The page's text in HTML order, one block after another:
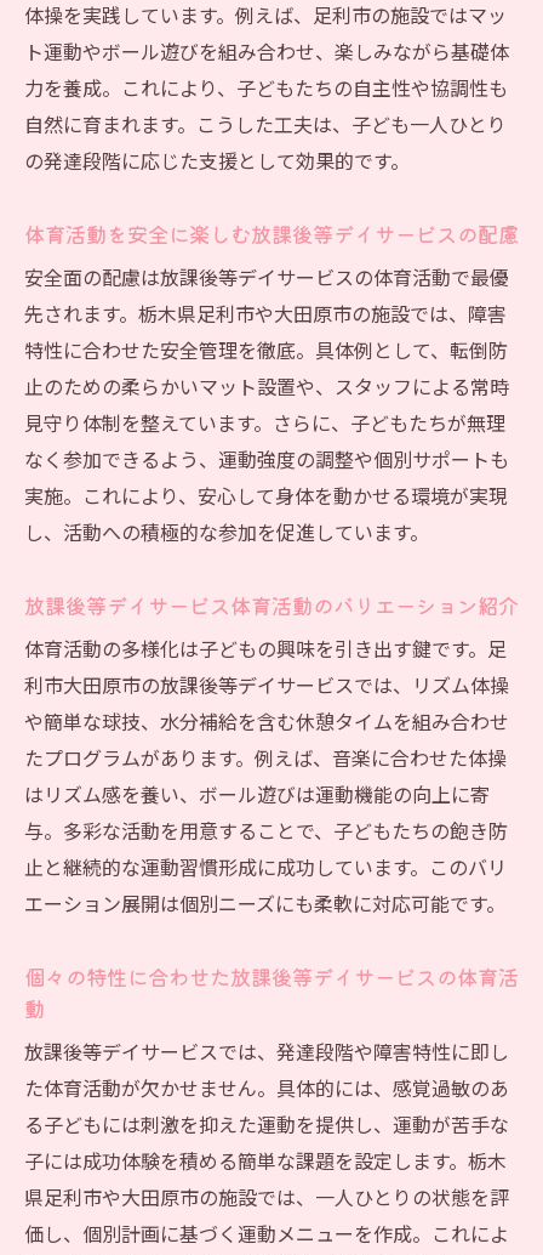
体操を実践しています。例えば、足利市の施設ではマッ
ト運動やボール遊びを組み合わせ、楽しみながら基礎体
力を養成。これにより、子どもたちの自主性や協調性も
自然に育まれます。こうした工夫は、子ども一人ひとり
の発達段階に応じた支援として効果的です。
体育活動を安全に楽しむ放課後等デイサービスの配慮
安全面の配慮は放課後等デイサービスの体育活動で最優
先されます。栃木県足利市や大田原市の施設では、障害
特性に合わせた安全管理を徹底。具体例として、転倒防
止のための柔らかいマット設置や、スタッフによる常時
見守り体制を整えています。さらに、子どもたちが無理
なく参加できるよう、運動強度の調整や個別サポートも
実施。これにより、安心して身体を動かせる環境が実現
し、活動への積極的な参加を促進しています。
放課後等デイサービス体育活動のバリエーション紹介
体育活動の多様化は子どもの興味を引き出す鍵です。足
利市大田原市の放課後等デイサービスでは、リズム体操
や簡単な球技、水分補給を含む休憩タイムを組み合わせ
たプログラムがあります。例えば、音楽に合わせた体操
はリズム感を養い、ボール遊びは運動機能の向上に寄
与。多彩な活動を用意することで、子どもたちの飽き防
止と継続的な運動習慣形成に成功しています。このバリ
エーション展開は個別ニーズにも柔軟に対応可能です。
個々の特性に合わせた放課後等デイサービスの体育活
動
放課後等デイサービスでは、発達段階や障害特性に即し
た体育活動が欠かせません。具体的には、感覚過敏のあ
る子どもには刺激を抑えた運動を提供し、運動が苦手な
子には成功体験を積める簡単な課題を設定します。栃木
県足利市や大田原市の施設では、一人ひとりの状態を評
価し、個別計画に基づく運動メニューを作成。これによ